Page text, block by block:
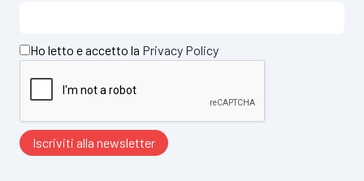
Ho letto e accetto la Privacy Policy